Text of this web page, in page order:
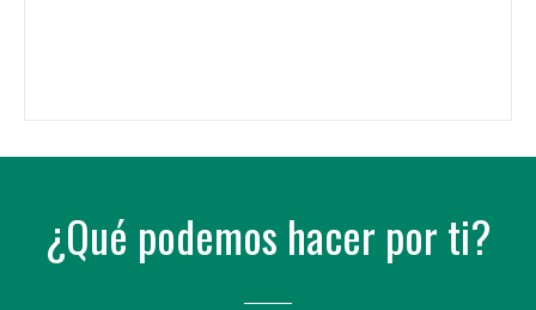
¿Qué podemos hacer por ti?